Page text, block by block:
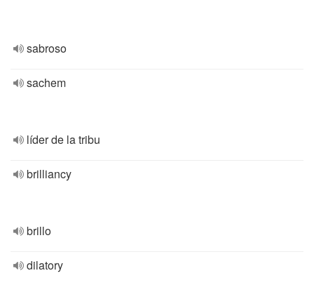
sabroso
sachem
líder de la tribu
brilliancy
brillo
dilatory